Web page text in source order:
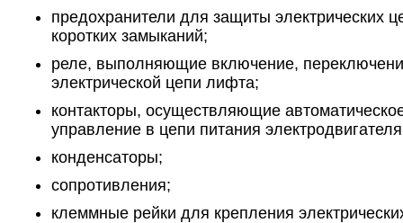
предохранители для защиты электрических
коротких замыканий;
реле, выполняющие включение,
электрической цепи лифта;
контакторы, осуществляющие
управление в цепи питания
конденсаторы;
сопротивления;
клеммные рейки для крепления